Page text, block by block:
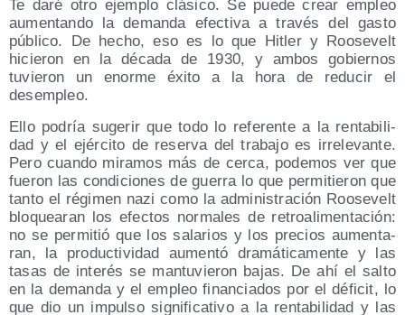
Te daré otro ejem­plo clá­si­co. Se pue­de crear empleo
aumen­tan­do la deman­da efec­ti­va a tra­vés del gas­to
públi­co. De hecho, eso es lo que Hitler y Roo­se­velt
hicie­ron en la déca­da de 1930, y ambos gobier­nos
tuvie­ron un enor­me éxi­to a la hora de redu­cir el
desempleo.
Ello podría suge­rir que todo lo refe­ren­te a la ren­ta­bi­li­
dad y el ejér­ci­to de reser­va del tra­ba­jo es irre­le­van­te.
Pero cuan­do mira­mos más de cer­ca, pode­mos ver que
fue­ron las con­di­cio­nes de gue­rra lo que per­mi­tie­ron que
tan­to el régi­men nazi como la admi­nis­tra­ción Roo­se­velt
blo­quea­ran los efec­tos nor­ma­les de retro­ali­men­ta­ción:
no se per­mi­tió que los sala­rios y los pre­cios aumen­ta­
ran, la pro­duc­ti­vi­dad aumen­tó dra­má­ti­ca­men­te y las
tasas de inte­rés se man­tu­vie­ron bajas. De ahí el sal­to
en la deman­da y el empleo finan­cia­dos por el défi­cit, lo
que dio un impul­so sig­ni­fi­ca­ti­vo a la ren­ta­bi­li­dad y las